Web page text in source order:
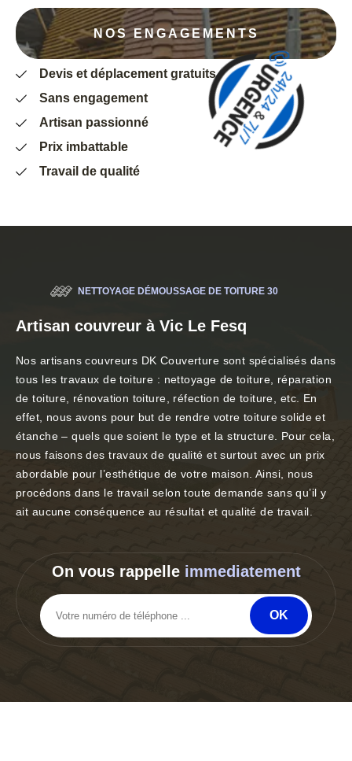
NOS ENGAGEMENTS
Devis et déplacement gratuits
Sans engagement
Artisan passionné
Prix imbattable
Travail de qualité
NETTOYAGE DÉMOUSSAGE DE TOITURE 30
Artisan couvreur à Vic Le Fesq
Nos artisans couvreurs DK Couverture sont spécialisés dans
tous les travaux de toiture : nettoyage de toiture, réparation
de toiture, rénovation toiture, réfection de toiture, etc. En
effet, nous avons pour but de rendre votre toiture solide et
étanche – quels que soient le type et la structure. Pour cela,
nous faisons des travaux de qualité et surtout avec un prix
abordable pour l’esthétique de votre maison. Ainsi, nous
procédons dans le travail selon toute demande sans qu’il y
ait aucune conséquence au résultat et qualité de travail.
On vous rappelle immediatement